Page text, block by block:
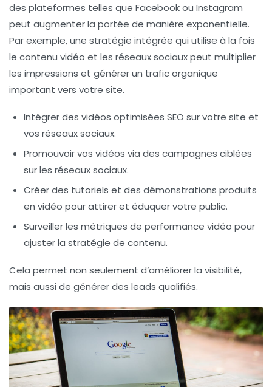
des plateformes telles que Facebook ou Instagram
peut augmenter la portée de manière exponentielle.
Par exemple, une stratégie intégrée qui utilise à la fois
le contenu vidéo et les réseaux sociaux peut multiplier
les impressions et générer un trafic organique
important vers votre site.
Intégrer des vidéos optimisées SEO sur votre site et
vos réseaux sociaux.
Promouvoir vos vidéos via des campagnes ciblées
sur les réseaux sociaux.
Créer des tutoriels et des démonstrations produits
en vidéo pour attirer et éduquer votre public.
Surveiller les métriques de performance vidéo pour
ajuster la stratégie de contenu.
Cela permet non seulement d’améliorer la visibilité,
mais aussi de générer des leads qualifiés.